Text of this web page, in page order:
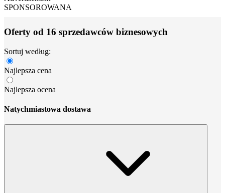
SPONSOROWANA
Oferty od 16 sprzedawców biznesowych
Sortuj według:
Najlepsza cena
Najlepsza ocena
Natychmiastowa dostawa